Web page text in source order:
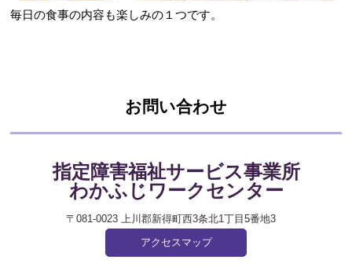
毎日の食事の内容も楽しみの１つです。
お問い合わせ
指定障害福祉サービス事業所
わかふじワークセンター
〒081-0023 上川郡新得町西3条北1丁目5番地3
アクセスマップ